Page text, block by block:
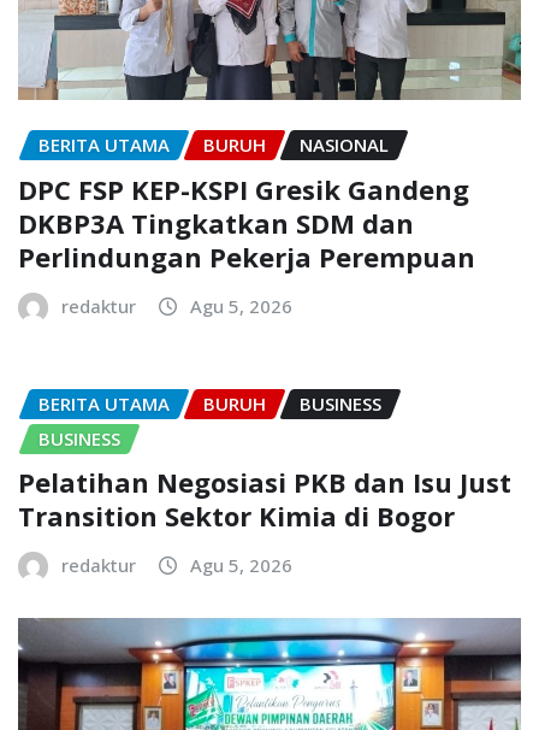
BERITA UTAMA BURUH NASIONAL
DPC FSP KEP-KSPI Gresik Gandeng
DKBP3A Tingkatkan SDM dan
Perlindungan Pekerja Perempuan
redaktur Agu 5, 2026
BERITA UTAMA BURUH
BUSINESS
BUSINESS
Pelatihan Negosiasi PKB dan Isu Just
Transition Sektor Kimia di Bogor
redaktur Agu 5, 2026